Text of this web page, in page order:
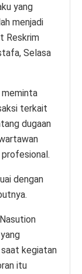
yang
menjadi
Reskrim
Selasa
meminta
terkait
dugaan
dengan
saat kegiatan
itu